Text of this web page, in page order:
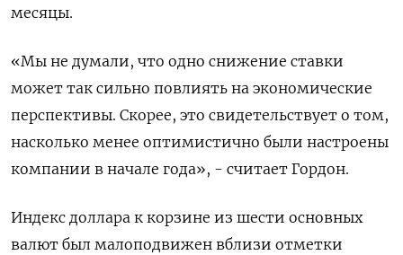
месяцы.
«Мы не думали, что одно снижение ставки
может так сильно повлиять на экономические
перспективы. Скорее, это свидетельствует о том,
насколько менее оптимистично были настроены
компании в начале года», - считает Гордон.
Индекс доллара к корзине из шести основных
валют был малоподвижен вблизи отметки